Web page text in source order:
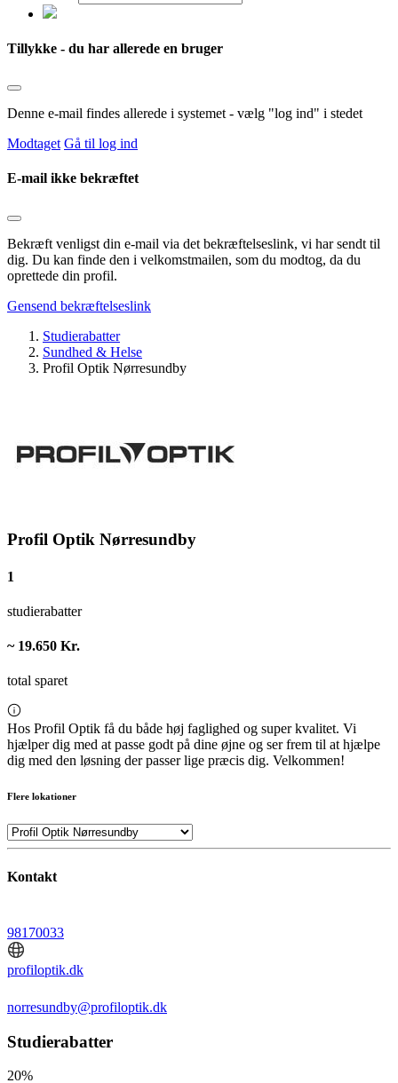
Tillykke - du har allerede en bruger
Denne e-mail findes allerede i systemet - vælg "log ind" i stedet
Modtaget Gå til log ind
E-mail ikke bekræftet
Bekræft venligst din e-mail via det bekræftelseslink, vi har sendt til
dig. Du kan finde den i velkomstmailen, som du modtog, da du
oprettede din profil.
Gensend bekræftelseslink
Studierabatter
Sundhed & Helse
Profil Optik Nørresundby
Profil Optik Nørresundby
1
studierabatter
~ 19.650 Kr.
total sparet
Hos Profil Optik få du både høj faglighed og super kvalitet. Vi
hjælper dig med at passe godt på dine øjne og ser frem til at hjælpe
dig med den løsning der passer lige præcis dig. Velkommen!
Flere lokationer
Kontakt
98170033
profiloptik.dk
norresundby@profiloptik.dk
Studierabatter
20%